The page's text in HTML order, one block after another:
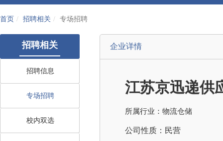
首页 招聘相关 专场招聘
招聘相关
招聘信息
专场招聘
校内双选
企业详情
江苏京迅递供
所属行业：物流仓储
公司性质：民营